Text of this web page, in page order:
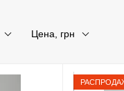
Цена, грн